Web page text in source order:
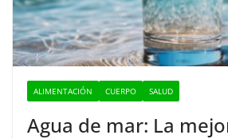
ALIMENTACIÓN CUERPO SALUD
Agua de mar: La